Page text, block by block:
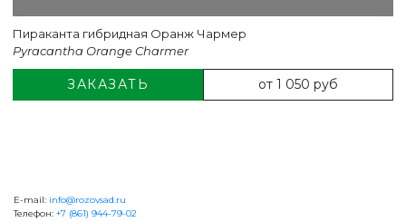
+7 (861) 944-79-02
Пираканта гибридная Оранж Чармер
Pyracantha Orange Charmer
ЗАКАЗАТЬ от 1 050 руб
E-mail: info@rozovsad.ru
Телефон: +7 (861) 944-79-02